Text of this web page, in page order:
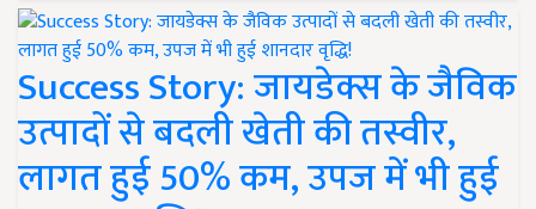
Success Story: जायडेक्स के जैविक
उत्पादों से बदली खेती की तस्वीर,
लागत हुई 50% कम, उपज में भी हुई